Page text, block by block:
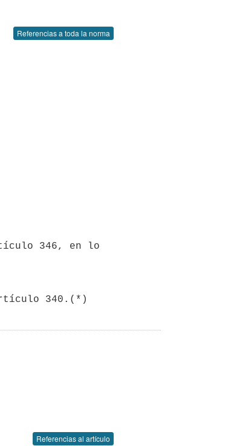
Referencias a toda la norma
346, en lo
340.(*)
Referencias al artículo